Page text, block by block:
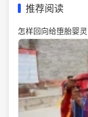
推荐阅读
怎样回向给堕胎婴